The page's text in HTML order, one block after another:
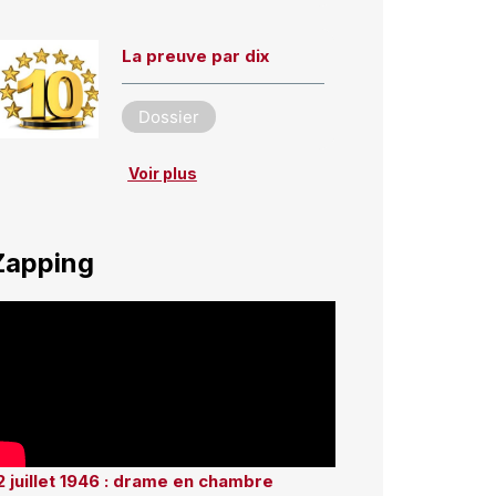
La preuve par dix
Dossier
Voir plus
juillet 1946 : drame en chambre